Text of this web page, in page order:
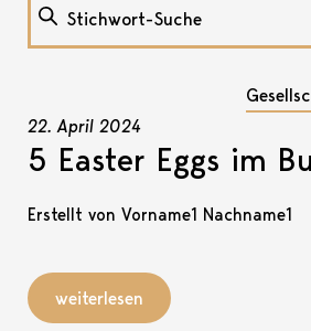
22. April 2024
5 Easter Eggs im
Erstellt von Vorname1 Nachname1
weiterlesen